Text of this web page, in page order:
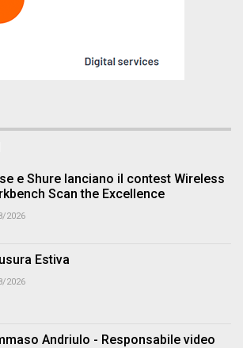
e Shure lanciano il contest Wireless
Scan the Excellence
2026
Estiva
2026
Andriulo - Responsabile video